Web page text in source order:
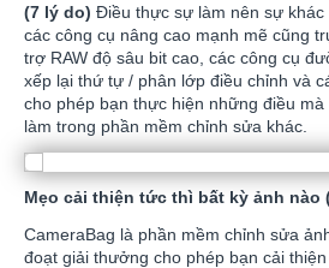
(7 lý do) Điều thực sự làm nên sự khác
các công cụ nâng cao mạnh mẽ cũng
trợ RAW độ sâu bit cao, các công cụ
xếp lại thứ tự / phân lớp điều chỉnh và
cho phép bạn thực hiện những điều
làm trong phần mềm chỉnh sửa khác.
Mẹo cải thiện tức thì bất kỳ ảnh nào
CameraBag là phần mềm chỉnh sửa
đoạt giải thưởng cho phép bạn cải